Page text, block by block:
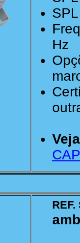
Hz